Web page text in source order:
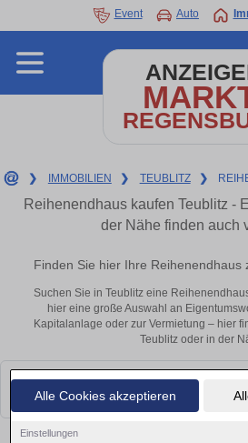
Alle Cookies akzeptieren
Einstellungen
Event Auto
❯ IMMOBILIEN ❯ TEUBLITZ ❯
Reihenendhaus kaufen Teublitz -
der Nähe finden auch
Finden Sie hier Ihre Reihenendhaus
Suchen Sie in Teublitz eine
hier eine große Auswahl an
Kapitalanlage oder zur Vermietung – hier
Teublitz oder in der
Leider konnten wir derzeit keine passenden
bald wieder vorbei!